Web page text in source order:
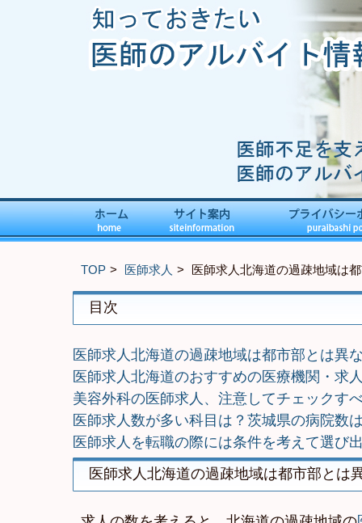
TOP 医師求人 医師求人北海道の過疎地域は
目次
医師求人北海道の過疎地域は都市部とは異
医師求人北海道のおすすめの医療機関・求
美容外科の医師求人、注意してチェックす
医師求人数が多い科目は？茨城県の病院数
医師求人を転職の際には条件を考えて選び
医師求人北海道の過疎地域は都市部とは